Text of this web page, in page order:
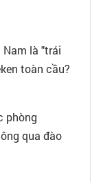
Nam là "trái
toàn cầu?
phòng
qua đào